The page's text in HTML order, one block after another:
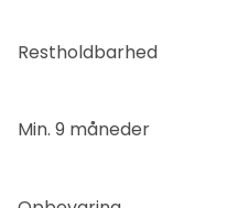
Restholdbarhed
Min. 9 måneder